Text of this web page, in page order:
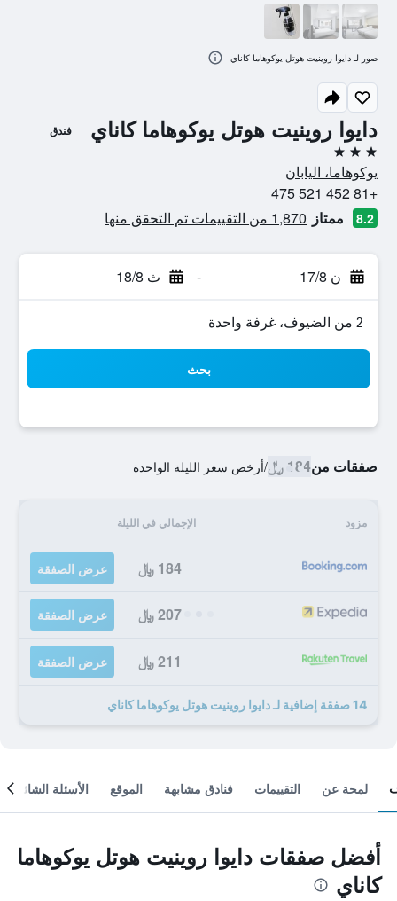
دايوا روينيت هوتل يوكوهاما كاناي فندق
3 نجوم
يوكوهاما، اليابان
+81 452 521 475
8.2 ممتاز 1,870 من التقييمات تم التحقق منها
ن 17/8 - ث 18/8
2 من الضيوف، غرفة واحدة
بحث
صفقات من184 ﷼ /أرخص سعر الليلة الواحدة
مزود الإجمالي في الليلة
184 ﷼ عرض الصفقة
207 ﷼ عرض الصفقة
211 ﷼ عرض الصفقة
14 صفقة إضافية لـ دايوا روينيت هوتل يوكوهاما كاناي
صور لـ دايوا روينيت هوتل يوكوهاما كاناي
لمحة عن التقييمات فنادق مشابهة الموقع الأسئلة الشائعة
أفضل صفقات دايوا روينيت هوتل يوكوهاما
كاناي